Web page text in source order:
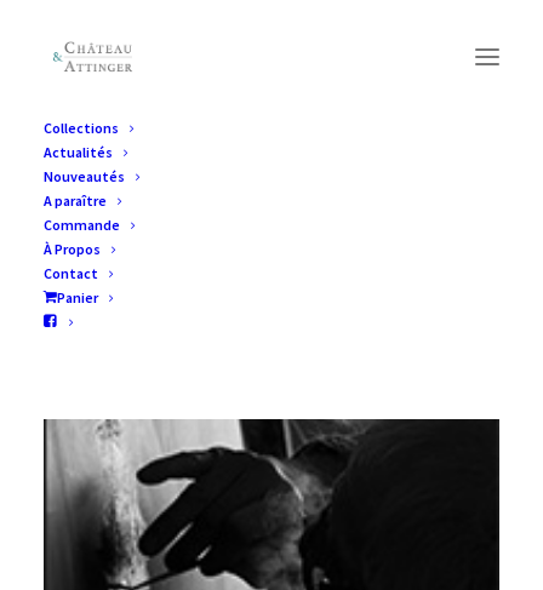
Collections
Actualités
Nouveautés
A paraître
Commande
À Propos
Contact
Panier